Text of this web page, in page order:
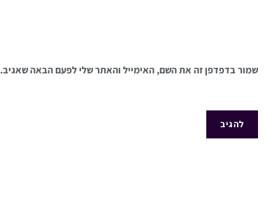
שמור בדפדפן זה את השם, האימייל והאתר שלי לפעם הבאה שאגיב.